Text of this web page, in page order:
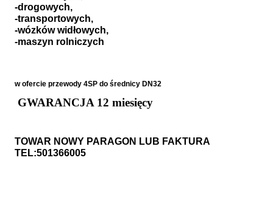
-drogowych,
-transportowych,
-wózków widłowych,
-maszyn rolniczych
w ofercie przewody 4SP do średnicy DN32
GWARANCJA 12 miesięcy
TOWAR NOWY PARAGON LUB FAKTURA
TEL:501366005